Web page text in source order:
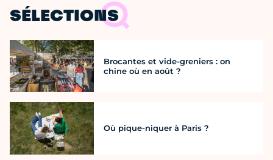
SÉLECTIONS
Brocantes et vide-greniers : on
chine où en août ?
Où pique-niquer à Paris ?